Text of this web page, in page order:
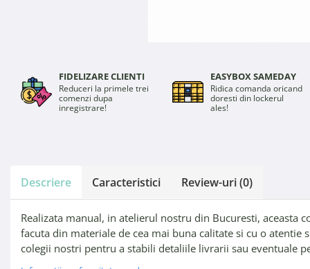
FIDELIZARE CLIENTI
Reduceri la primele trei
comenzi dupa
inregistrare!
EASYBOX SAMEDAY
Ridica comanda oricand
doresti din lockerul
ales!
Descriere Caracteristici Review-uri(0)
Realizata manual, in atelierul nostru din Bucuresti, aceasta
facuta din materiale de cea mai buna calitate si cu o
colegii nostri pentru a stabili detaliile livrarii sau eventuale